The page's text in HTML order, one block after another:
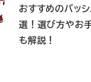
おすすめのバッ
選！選び方やお
も解説！